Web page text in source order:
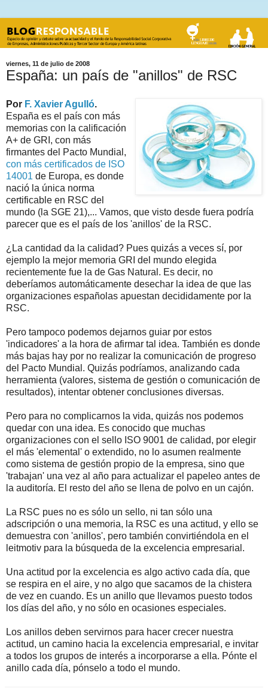
viernes, 11 de julio de 2008
España: un país de "anillos" de RSC
Por F. Xavier Agulló.
España es el país con más
memorias con la calificación
A+ de GRI, con más
firmantes del Pacto Mundial,
con más certificados de ISO
14001 de Europa, es donde
nació la única norma
certificable en RSC del
mundo (la SGE 21),... Vamos, que visto desde fuera podría
parecer que es el país de los 'anillos' de la RSC.
¿La cantidad da la calidad? Pues quizás a veces sí, por
ejemplo la mejor memoria GRI del mundo elegida
recientemente fue la de Gas Natural. Es decir, no
deberíamos automáticamente desechar la idea de que las
organizaciones españolas apuestan decididamente por la
RSC.
Pero tampoco podemos dejarnos guiar por estos
'indicadores' a la hora de afirmar tal idea. También es donde
más bajas hay por no realizar la comunicación de progreso
del Pacto Mundial. Quizás podríamos, analizando cada
herramienta (valores, sistema de gestión o comunicación de
resultados), intentar obtener conclusiones diversas.
Pero para no complicarnos la vida, quizás nos podemos
quedar con una idea. Es conocido que muchas
organizaciones con el sello ISO 9001 de calidad, por elegir
el más 'elemental' o extendido, no lo asumen realmente
como sistema de gestión propio de la empresa, sino que
'trabajan' una vez al año para actualizar el papeleo antes de
la auditoría. El resto del año se llena de polvo en un cajón.
La RSC pues no es sólo un sello, ni tan sólo una
adscripción o una memoria, la RSC es una actitud, y ello se
demuestra con 'anillos', pero también convirtiéndola en el
leitmotiv para la búsqueda de la excelencia empresarial.
Una actitud por la excelencia es algo activo cada día, que
se respira en el aire, y no algo que sacamos de la chistera
de vez en cuando. Es un anillo que llevamos puesto todos
los días del año, y no sólo en ocasiones especiales.
Los anillos deben servirnos para hacer crecer nuestra
actitud, un camino hacia la excelencia empresarial, e invitar
a todos los grupos de interés a incorporarse a ella. Pónte el
anillo cada día, pónselo a todo el mundo.